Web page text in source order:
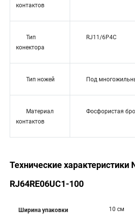
контактов
Тип
конектора
RJ11/6P4C
Тип ножей Под
Материал
контактов
Фосфористая
Технические характеристики
RJ64RE06UC1-100
Ширина упаковки 10 см